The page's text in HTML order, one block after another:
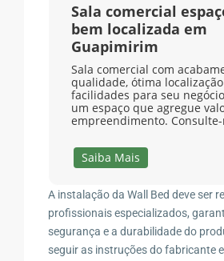
Sala comercial
bem localizada em
Guapimirim
Sala comercial com
qualidade, ótima
facilidades para seu
um espaço que agregue
empreendimento. Consulte-
Saiba Mais
A instalação da Wall Bed deve ser
profissionais especializados,
segurança e a durabilidade do
seguir as instruções do fabricante